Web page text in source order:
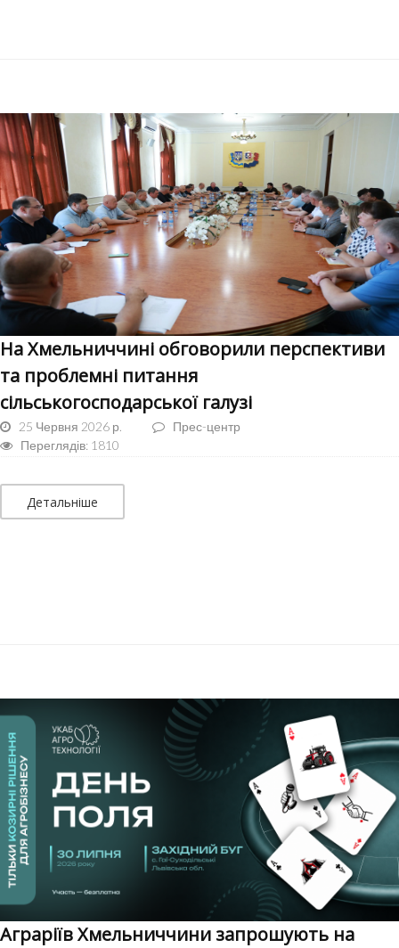
На Хмельниччині обговорили перспективи
та проблемні питання
сільськогосподарської галузі
25 Червня 2026 р.
Прес-центр
Переглядів: 1810
Детальніше
Аграріїв Хмельниччини запрошують на